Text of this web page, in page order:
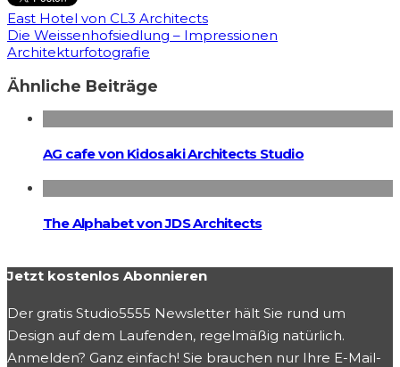
East Hotel von CL3 Architects
Die Weissenhofsiedlung – Impressionen
Architekturfotografie
Ähnliche Beiträge
AG cafe von Kidosaki Architects Studio
The Alphabet von JDS Architects
Jetzt kostenlos Abonnieren
Der gratis Studio5555 Newsletter hält Sie rund um
Design auf dem Laufenden, regelmäßig natürlich.
Anmelden? Ganz einfach! Sie brauchen nur Ihre E-Mail-